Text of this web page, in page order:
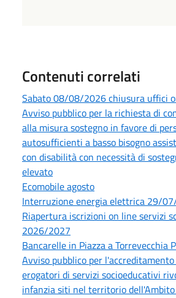
Contenuti correlati
Sabato 08/08/2026 chiusura uffici
Avviso pubblico per la richiesta di
alla misura sostegno in favore di
autosufficienti a basso bisogno
con disabilità con necessità di
elevato
Ecomobile agosto
Interruzione energia elettrica 29/
Riapertura iscrizioni on line servizi
2026/2027
Bancarelle in Piazza a Torrevecchia
Avviso pubblico per
erogatori di servizi socioeducativi
infanzia siti nel territorio